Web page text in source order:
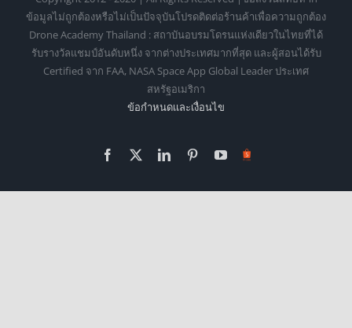
ข้อมูลไม่ถูกต้องหรือไม่เป็นปัจจุบันโปรดติดต่อร้านค้าเพื่อความถูกต้อง
Drone Academy Thailand : สถาบันอบรมโดรนแห่งเดียวในไทยที่ได้
รับรางวัลแชมป์อันดับหนึ่ง จากต่างประเทศมากที่สุด และผู้สอนได้รับ
Certified จาก FAA, NASA Space App Global Leader ประเทศ
สหรัฐอเมริกา
ข้อกำหนดเเละเงื่อนไข